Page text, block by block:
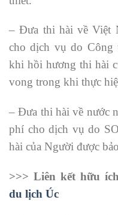
– Đưa thi hài về Việt
cho dịch vụ do Công
khi hồi hương thi hài
vong trong khi thực
– Đưa thi hài về nước
phí cho dịch vụ do
hài của Người được
>>> Liên kết hữu
du lịch Úc